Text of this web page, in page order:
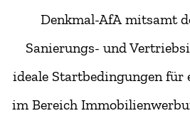
Denkmal-AfA mitsamt
Sanierungs- und
ideale Startbedingungen für
im Bereich